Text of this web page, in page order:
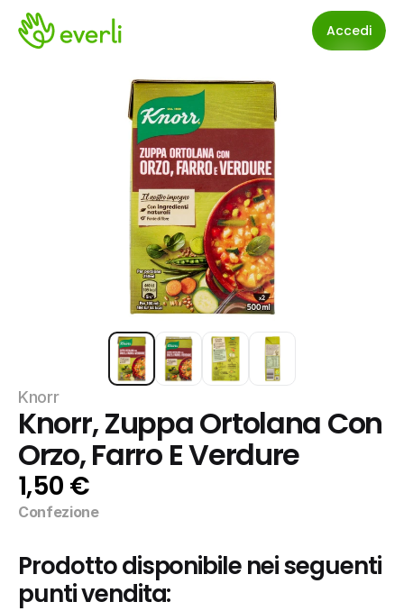
Accedi
Knorr
Knorr, Zuppa Ortolana Con
Orzo, Farro E Verdure
1,50 €
Confezione
Prodotto disponibile nei seguenti
punti vendita: